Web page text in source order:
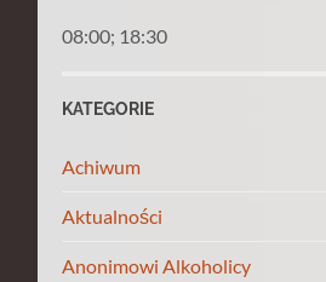
08:00; 18:30
KATEGORIE
Achiwum
Aktualności
Anonimowi Alkoholicy